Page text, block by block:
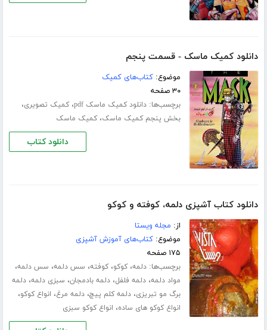
دانلود کمیک ماسک - قسمت پنجم
موضوع:کتاب‌های کمیک
۳۰ صفحه
برچسب‌ها:دانلود کمیک ماسک pdf ،کمیک تصویری،
بخش پنجم کمیک ماسک،کمیک ماسک
دانلود کتاب
دانلود کتاب آشپزی دلمه، کوفته و کوکو
از: مجله ویستا
موضوع:کتاب‌های آموزش آشپزی
۱۷۵ صفحه
برچسب‌ها:دلمه،کوکو،کوفته، سس دلمه، سس دلمه،
مواد دلمه،دلمه فلفل،دلمه بادمجان، سبزی دلمه،دلمه
برگ مو تبریزی،دلمه کلم پیچ،دلمه مرغ، انواع کوکو،
انواع کوکو های ساده، انواع کوکو سبزی